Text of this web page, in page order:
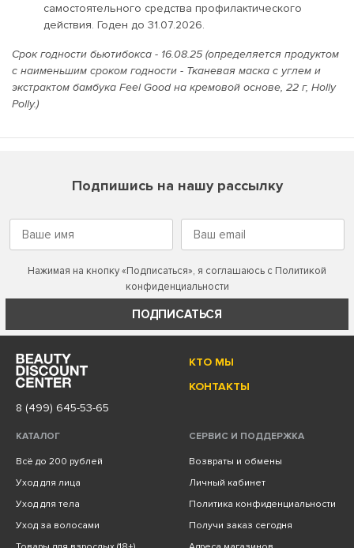
самостоятельного средства профилактического
действия. Годен до 31.07.2026.
Срок годности бьютибокса - 16.08.25 (определяется продуктом
с наименьшим сроком годности - Тканевая маска с углем и
экстрактом бамбука Feel Good на кремовой основе, 22 г, Holly
Polly.)
Подпишись на нашу рассылку
Нажимая на кнопку «Подписаться», я соглашаюсь с Политикой
конфиденциальности
ПОДПИСАТЬСЯ
КТО МЫ
КОНТАКТЫ
8 (499) 645-53-65
КАТАЛОГ
Всё до 200 рублей
Уход для лица
Уход для тела
Уход за волосами
СЕРВИС И ПОДДЕРЖКА
Возвраты и обмены
Личный кабинет
Политика конфиденциальности
Получи заказ сегодня